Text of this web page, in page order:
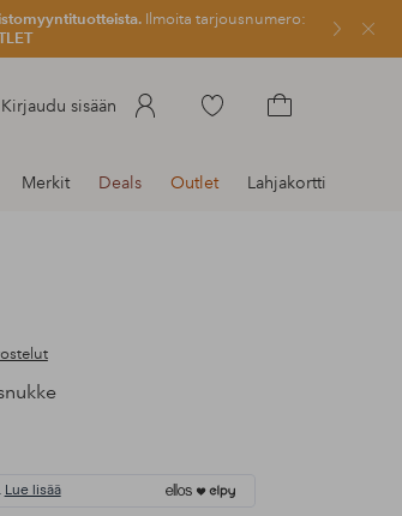
Ilmoita tarjousnumero:
Sulje
Kirjaudu sisään
Siirry
Merkit Deals Outlet Lahjakortti
Lue lisää